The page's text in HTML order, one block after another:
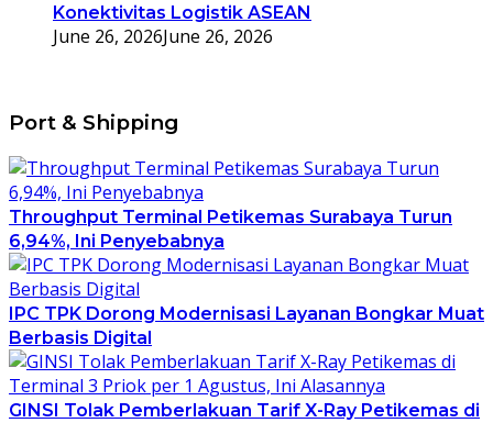
Konektivitas Logistik ASEAN
June 26, 2026June 26, 2026
Port & Shipping
Throughput Terminal Petikemas Surabaya Turun
6,94%, Ini Penyebabnya
IPC TPK Dorong Modernisasi Layanan Bongkar Muat
Berbasis Digital
GINSI Tolak Pemberlakuan Tarif X-Ray Petikemas di